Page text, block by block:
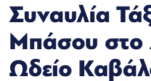
Συναυλία
Mπάσου στο
Ωδείο